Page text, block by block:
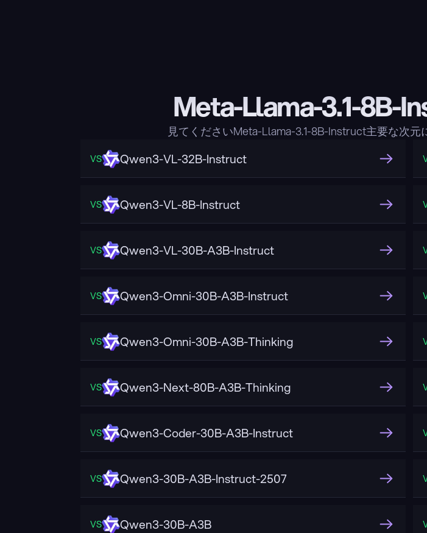
Meta-Llama-3.1-8B-
見てくださいMeta-Llama-3.1-8B-Instruct主要な次元
VS Qwen3-VL-32B-Instruct
VS Qwen3-VL-8B-Instruct
VS Qwen3-VL-30B-A3B-Instruct
VS Qwen3-Omni-30B-A3B-Instruct
VS Qwen3-Omni-30B-A3B-Thinking
VS Qwen3-Next-80B-A3B-Thinking
VS Qwen3-Coder-30B-A3B-Instruct
VS Qwen3-30B-A3B-Instruct-2507
VS Qwen3-30B-A3B